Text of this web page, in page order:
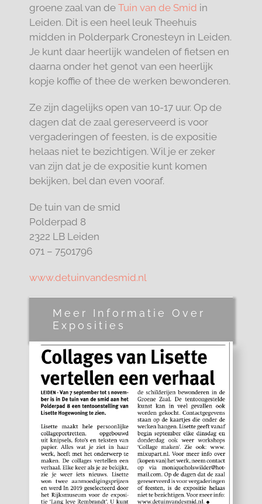
groene zaal van de Tuin van de Smid in
Leiden. Dit is een heel leuk Theehuis
midden in Polderpark Cronesteyn in Leiden.
Je kunt daar heerlijk wandelen of fietsen en
daarna onder het genot van een heerlijk
kopje koffie of thee de werken bewonderen.
Ze zijn dagelijks open van 10-17 uur. Op de
dagen dat de zaal gereserveerd is voor
vergaderingen of feesten, is de expositie
helaas niet te bezichtigen. Wil je er zeker
van zijn dat je de expositie kunt komen
bekijken, bel dan even vooraf.
De tuin van de smid
Polderpad 8
2322 LB Leiden
071 – 7501796
www.detuinvandesmid.nl
Meer Informatie Over
Exposities